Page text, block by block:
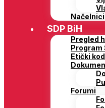
Načelnici
SDP BiH
Pregled
Program
Etički
Forumi